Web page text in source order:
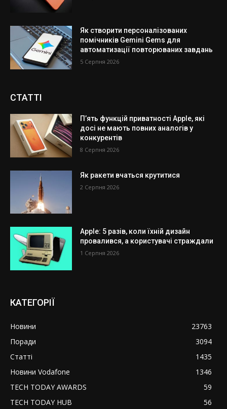
Як створити персоналізованих
помічників Gemini Gems для
автоматизації повторюваних завдань
5 Серпня 2026
СТАТТІ
П’ять функцій приватності Apple, які
досі не мають повних аналогів у
конкурентів
8 Серпня 2026
Як ракети вчаться крутитися
2 Серпня 2026
Apple: 5 разів, коли їхній дизайн
провалився, а користувачі страждали
1 Серпня 2026
КАТЕГОРІЇ
Новини
23763
Поради
3094
Статті
1435
Новини Vodafone
1346
TECH TODAY AWARDS
59
TECH TODAY HUB
56